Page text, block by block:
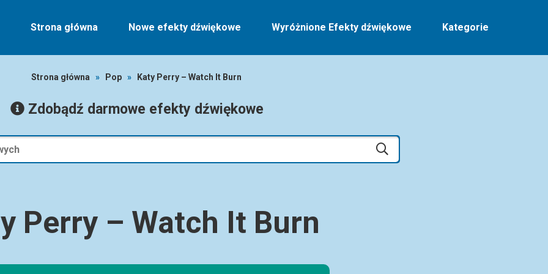
Strona główna Nowe efekty dźwiękowe Wyróżnione Efekty dźwiękowe Kategorie
Strona główna » Pop » Katy Perry – Watch It Burn
Zdobądź darmowe efekty dźwiękowe
Perry – Watch It Burn